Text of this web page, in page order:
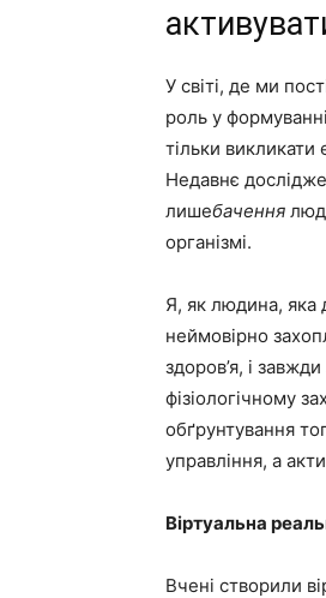
У світі, де ми
роль у
тільки викликати
Недавнє
лишебачення
організмі.
Я, як людина, яка
неймовірно
здоров’я, і
фізіологічному
обґрунтування
управління, а
Віртуальна
Вчені створили